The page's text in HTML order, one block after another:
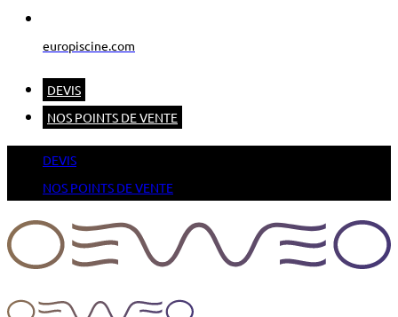
europiscine.com
DEVIS
NOS POINTS DE VENTE
DEVIS
NOS POINTS DE VENTE